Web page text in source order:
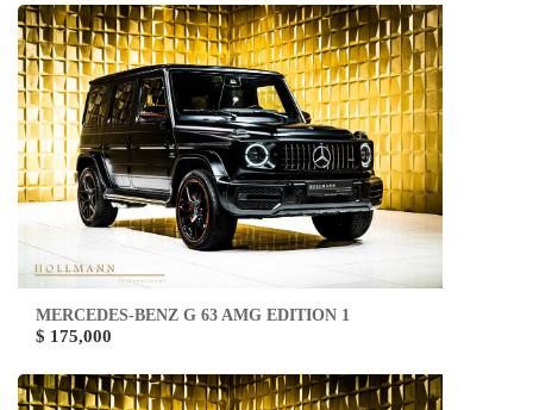
MERCEDES-BENZ G 63 AMG EDITION 1
$ 175,000